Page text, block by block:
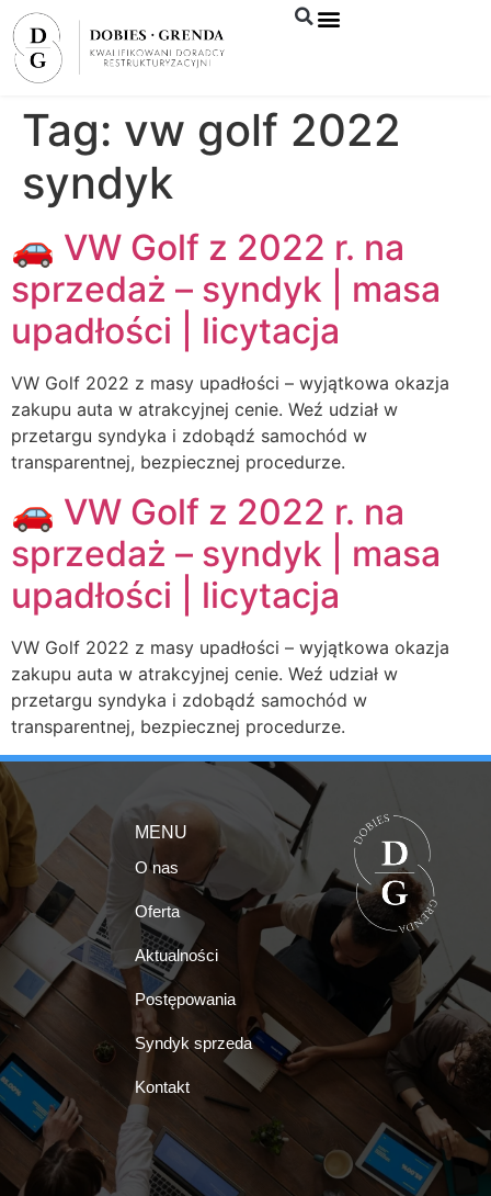
Tag: vw golf 2022
syndyk
🚗 VW Golf z 2022 r. na
sprzedaż – syndyk | masa
upadłości | licytacja
VW Golf 2022 z masy upadłości – wyjątkowa okazja
zakupu auta w atrakcyjnej cenie. Weź udział w
przetargu syndyka i zdobądź samochód w
transparentnej, bezpiecznej procedurze.
🚗 VW Golf z 2022 r. na
sprzedaż – syndyk | masa
upadłości | licytacja
VW Golf 2022 z masy upadłości – wyjątkowa okazja
zakupu auta w atrakcyjnej cenie. Weź udział w
przetargu syndyka i zdobądź samochód w
transparentnej, bezpiecznej procedurze.
MENU
O nas
Oferta
Aktualności
Postępowania
Syndyk sprzeda
Kontakt